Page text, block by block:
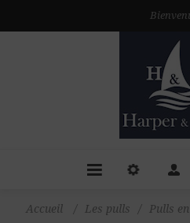
Accueil / Les pulls / Pulls